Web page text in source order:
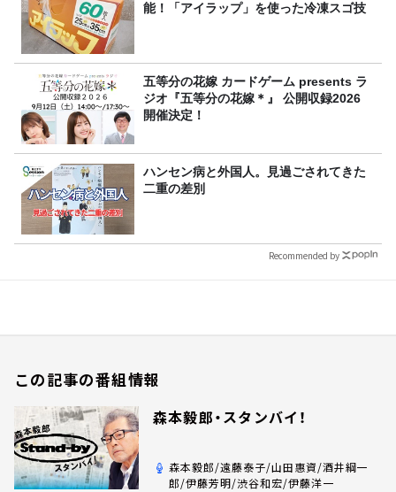
能！「アイラップ」を使った冷凍スゴ技
五等分の花嫁 カードゲーム presents ラ
ジオ『五等分の花嫁＊』 公開収録2026
開催決定！
ハンセン病と外国人。見過ごされてきた
二重の差別
Recommended by
この記事の番組情報
森本毅郎・スタンバイ！
森本毅郎/遠藤泰子/山田惠資/酒井綱一
郎/伊藤芳明/渋谷和宏/伊藤洋一